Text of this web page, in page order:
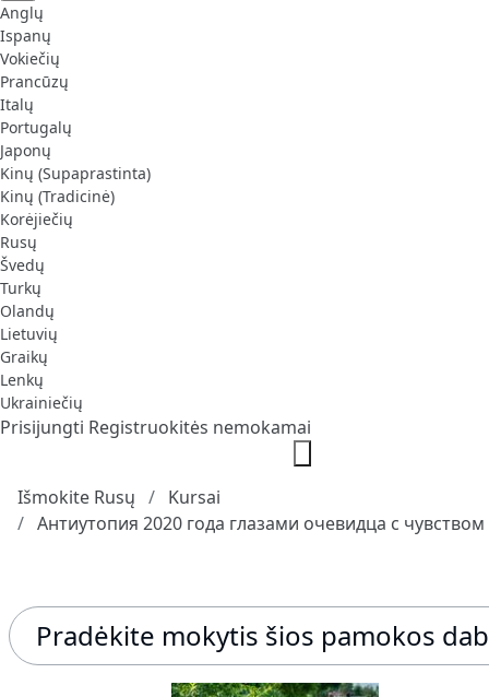
Anglų
Ispanų
Vokiečių
Prancūzų
Italų
Portugalų
Japonų
Kinų (Supaprastinta)
Kinų (Tradicinė)
Korėjiečių
Rusų
Švedų
Turkų
Olandų
Lietuvių
Graikų
Lenkų
Ukrainiečių
Prisijungti Registruokitės nemokamai
Išmokite Rusų
Kursai
Антиутопия 2020 года глазами очевидца с
Pradėkite mokytis šios pamokos